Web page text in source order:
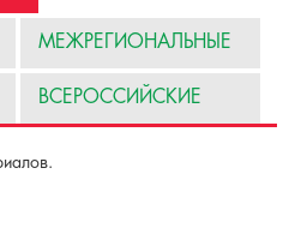
МЕЖРЕГИОНАЛЬНЫЕ
ВСЕРОССИЙСКИЕ